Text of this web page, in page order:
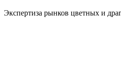
Экспертиза рынков цветных и